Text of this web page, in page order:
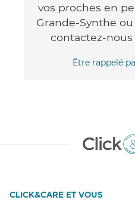
vos proches en
Grande-Synthe
contactez-
Être rappelé
CLICK&CARE ET VOUS